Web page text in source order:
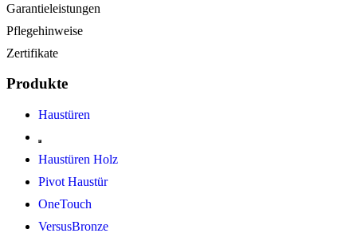
Garantieleistungen
Pflegehinweise
Zertifikate
Produkte
Haustüren
Haustüren Holz
Pivot Haustür
OneTouch
VersusBronze